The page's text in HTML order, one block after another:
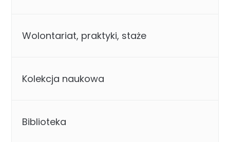
Wolontariat, praktyki, staże
Kolekcja naukowa
Biblioteka